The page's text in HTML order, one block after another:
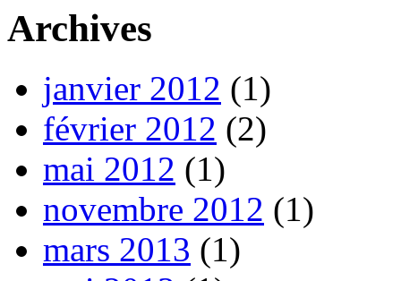
Archives
janvier 2012 (1)
février 2012 (2)
mai 2012 (1)
novembre 2012 (1)
mars 2013 (1)